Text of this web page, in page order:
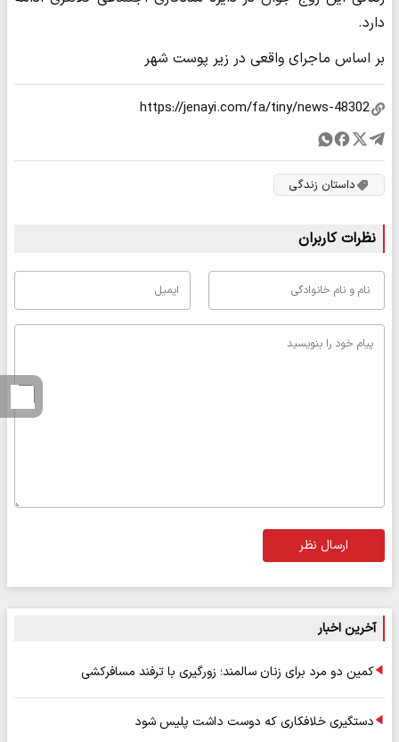
دارد.
بر اساس ماجرای واقعی در زیر پوست شهر
داستان زندگی
نظرات کاربران
ارسال نظر
آخرین اخبار
کمین دو مرد برای زنان سالمند؛ زورگیری با ترفند مسافرکشی
دستگیری خلافکاری که دوست داشت پلیس شود